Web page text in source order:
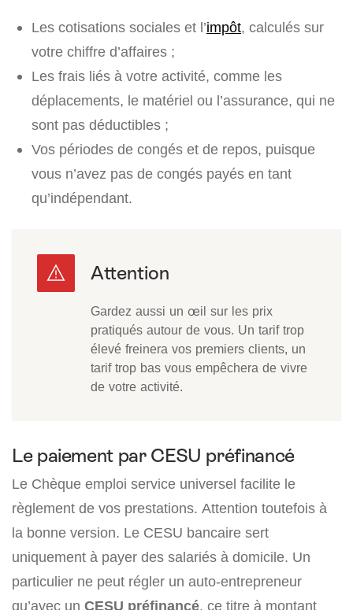
Les cotisations sociales et l’impôt, calculés sur
votre chiffre d’affaires ;
Les frais liés à votre activité, comme les
déplacements, le matériel ou l’assurance, qui ne
sont pas déductibles ;
Vos périodes de congés et de repos, puisque
vous n’avez pas de congés payés en tant
qu’indépendant.
Gardez aussi un œil sur les prix
pratiqués autour de vous. Un tarif trop
élevé freinera vos premiers clients, un
tarif trop bas vous empêchera de vivre
de votre activité.
Le paiement par CESU préfinancé
Le Chèque emploi service universel facilite le
règlement de vos prestations. Attention toutefois à
la bonne version. Le CESU bancaire sert
uniquement à payer des salariés à domicile. Un
particulier ne peut régler un auto-entrepreneur
qu’avec un CESU préfinancé, ce titre à montant